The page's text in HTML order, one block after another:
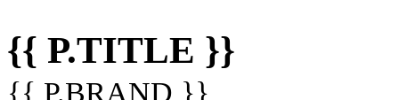
{{ P.TITLE }}
{{ P.BRAND }}